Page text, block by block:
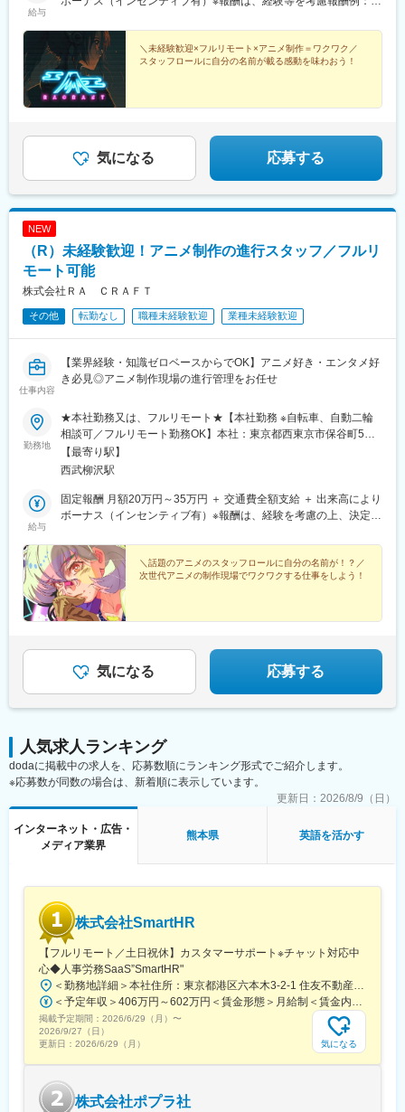
駅、北安城駅、東比恵駅、櫛田神社前駅、西鉄千早駅、平和通
駅、花畑駅、札幌駅、函館駅前駅、弘前東高前駅、津軽五所川原
駅、仙台駅(地下鉄)、西塩釜駅、曽根田駅、宇都宮駅東口駅、前橋
駅、西桐生駅、新富町駅(富山県)、新魚津駅、クロスベイ前駅、金
沢駅、福井駅(福井県)、西鯖江駅、たけふ新駅、上大月駅、市役所
前駅(長野県)、西松本駅、城下駅(長野県)、岐阜駅、可児駅、日吉
桑名駅、上栄町駅、三宮・花時計前駅、山陽姫路駅、山陽明石
駅、八木西口駅、鳥居前駅、田中口駅、出雲市駅、西川緑道公園
駅、倉敷市駅、紙屋町東駅、山頂駅(千光寺山)、宇部新川駅、眉山
ロープウェイ山麓駅、高松築港駅、片原町駅(香川県)、三越前駅、
銀座一丁目駅、馬喰横山駅、赤坂駅(東京都)、六本木一丁目駅、汐
西武新宿駅、春日駅(東京都)、浅草駅(ＴＸ)、上野御徒町駅、九品
仏駅、北参道駅、都電雑司ケ谷駅、西日暮里駅、豊島園駅(西武
線)、立川北駅、多摩センター駅、桜木町駅、馬車道駅、向河原
駅、高津駅(神奈川県)、千葉駅、東海神駅、大阪駅、大江橋駅、長
堀橋駅、大阪難波駅、淀屋橋駅、大国町駅、京都河原町駅、国際
センター駅、大須観音駅、今池駅(愛知県)、西一宮駅、駅前駅、呉
服町駅(福岡県)、天神南駅、薬院大通駅、香椎宮前駅、旦過駅、大
通駅、市役所前駅(北海道)、広瀬通駅、東宿郷駅、電鉄富山駅、末
広町駅(富山県)、福井城址大名町駅、新静岡駅、第一通り駅、島ノ
関駅、三宮駅(神戸新交通)、畝傍駅、出雲科学館パークタウン前
給与
＼未経験歓迎×フルリモート×アニメ制作＝ワクワク／
スタッフロールに自分の名前が載る感動を味わおう！
気になる 応募する
NEW
（R）未経験歓迎！アニメ制作の進行スタッフ／フルリ
モート可能
株式会社ＲＡ ＣＲＡＦＴ
その他 転勤なし 職種未経験歓迎 業種未経験歓迎
仕事内容
【業界経験・知識ゼロベースからでOK】アニメ好き・エンタメ好
き必見◎アニメ制作現場の進行管理をお任せ
勤務地
★本社勤務又は、フルリモート★【本社勤務 ※自転車、自動二輪
相談可／フルリモート勤務OK】本社：東京都西東京市保谷町5丁
目18番9-206※受動喫煙対策：屋内禁煙※リモート勤務の場合エリ
アの指定はございません。
【最寄り駅】
西武柳沢駅
給与
固定報酬 月額20万円～35万円 ＋ 交通費全額支給 ＋ 出来高により
ボーナス（インセンティブ有）※報酬は、経験を考慮の上、決定い
万円
＼話題のアニメのスタッフロールに自分の名前が！？／
次世代アニメの制作現場でワクワクする仕事をしよう！
気になる 応募する
人気求人ランキング
dodaに掲載中の求人を、応募数順にランキング形式でご紹介します。
※応募数が同数の場合は、新着順に表示しています。
更新日： 2026/8/9（日）
インターネット・広告・
メディア業界
熊本県 英語を活かす
株式会社SmartHR
【フルリモート／土日祝休】カスタマーサポート※チャット対応中
心◆人事労務SaaS”SmartHR"
＜勤務地詳細＞本社住所：東京都港区六本木3-2-1 住友不動産六本木グランドタワー勤務地最寄駅：東京メトロ南北線／六本木一丁目駅受動喫煙対策：屋内全面禁煙変更の範囲：会社の定める事業所（リモートワーク含む）
＜予定年収＞406万円～602万円＜賃金形態＞月給制＜賃金内訳＞月額（基本給）：212,480円～315,200円その他固定手当/月：5,000円固定残業手当/月：77,520円～114,800円（固定残業時間45時間0分/月）超過した時間外労働の残業手当は追加支給＜月給＞295,000円～435,000円（一律手当を含む）＜昇給有無＞有＜残業手当＞有賃金はあくまでも目安の金額であり、選考を通じて上下する可能性があります。月給(月額)は固定手当を含めた表記です。
掲載予定期間： 2026/6/29（月） 〜
2026/9/27（日）
更新日： 2026/6/29（月） 気になる
株式会社ポプラ社